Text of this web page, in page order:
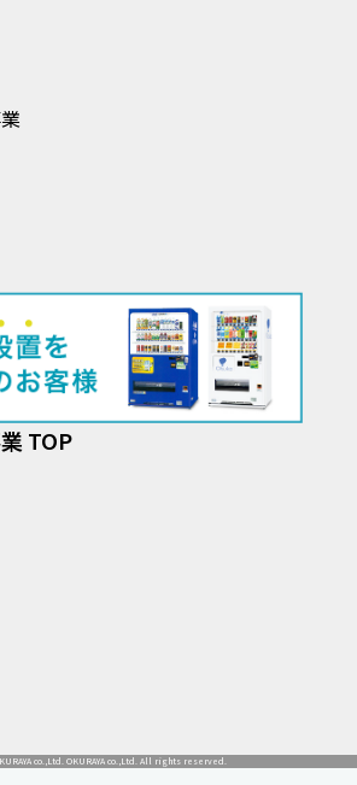
TOP
co.,Ltd. OKURAYA co.,Ltd. All rights reserved.